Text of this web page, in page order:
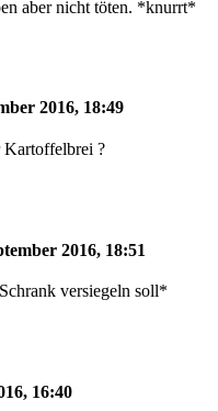
aber nicht töten. *knurrt*
2016, 18:49
Kartoffelbrei ?
2016, 18:51
versiegeln soll*
16:40